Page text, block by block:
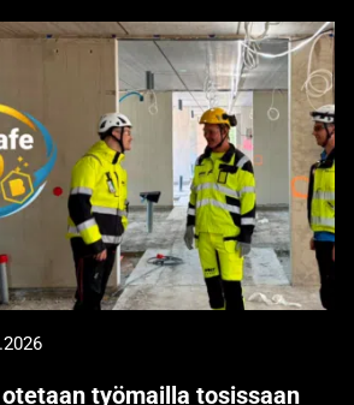
työmailla tosissaan